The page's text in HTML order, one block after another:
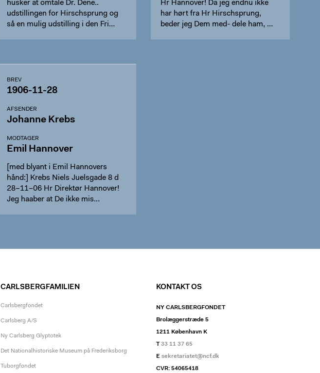
husker at omtale Dr. Dene..
udstillingen for Hirschsprung og
så en mulig udstilling i den Fri…
Hr Hannover! Da jeg endnu ikke
har hørt fra Hr Hirschsprung,
beder jeg Dem med- dele ham, …
BREV
1906-11-28
AFSENDER
Johanne Krebs
MODTAGER
Emil Hannover
[med blyant i Emil Hannovers
hånd:] Krebs Niels Juelsgade 8 d
28–11–06 Hr Direktør Hannover!
Jeg haaber at De ikke mis…
CARLSBERGFAMILIEN
Carlsbergfondet
Carlsberg A/S
Ny Carlsberg Glyptotek
Det Nationalhistoriske Museum på Frederiksborg
Tuborgfondet
KONTAKT OS
NY CARLSBERGFONDET
Brolæggerstræde 5
1211 København K
T33 11 37 65
E sekretariatet@ncf.dk
CVR: 54065418